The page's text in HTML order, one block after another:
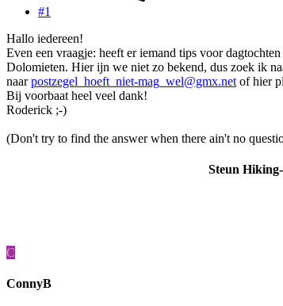
#1
Hallo iedereen!
Even een vraagje: heeft er iemand tips voor
Dolomieten. Hier ijn we niet zo bekend, dus zoek ik
naarpostzegel_hoeft_niet-mag_wel@gmx.net of hier
Bij voorbaat heel veel dank!
Roderick ;-)
(Don't try to find the answer when there ain't no
Steun
C
ConnyB